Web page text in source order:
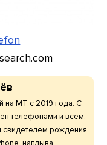
на МТ с 2019 года. С
телефонами и всем,
свидетелем рождения